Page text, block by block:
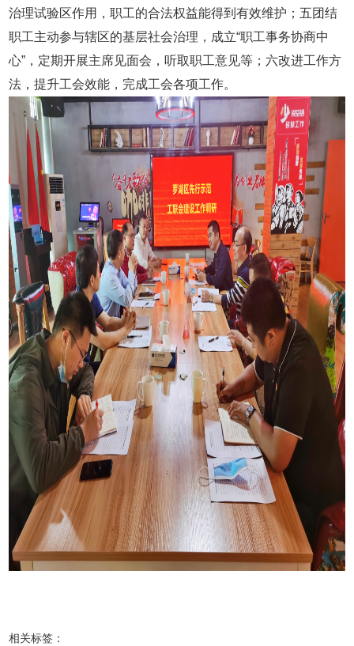
治理试验区作用，职工的合法权益能得到有效维护；五团结
职工主动参与辖区的基层社会治理，成立“职工事务协商中
心”，定期开展主席见面会，听取职工意见等；六改进工作方
法，提升工会效能，完成工会各项工作。
相关标签：